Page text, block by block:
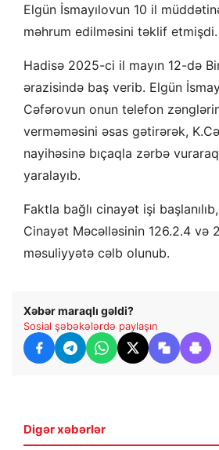
Elgün İsmayılovun 10 il
məhrum edilməsini təklif etmişdi.
Hadisə 2025-ci il mayın 12-də
ərazisində baş verib. Elgün
Cəfərovun onun telefon
verməməsini əsas gətirərək,
nayihəsinə bıçaqla zərbə
yaralayıb.
Faktla bağlı cinayət işi
Cinayət Məcəlləsinin 126.2.4 və
məsuliyyətə cəlb olunub.
Xəbər maraqlı gəldi?
Sosial şəbəkələrdə paylaşın
Digər xəbərlər